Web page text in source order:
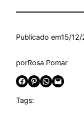
Publicado em15/12/
porRosa Pomar
Share on Facebook Share on Pinterest Share on WhatsApp Email this Page
Tags: